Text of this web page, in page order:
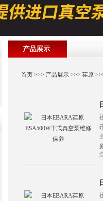
产品展示
首页 >>> 产品展示 >>>荏原